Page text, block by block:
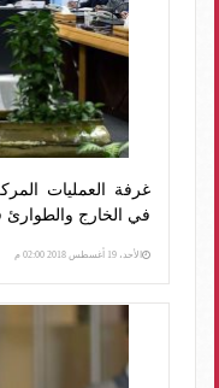
غرفة العمليات
في الخارج والطوارئ
الأحد، 19 أغسطس 2018 02:00 م